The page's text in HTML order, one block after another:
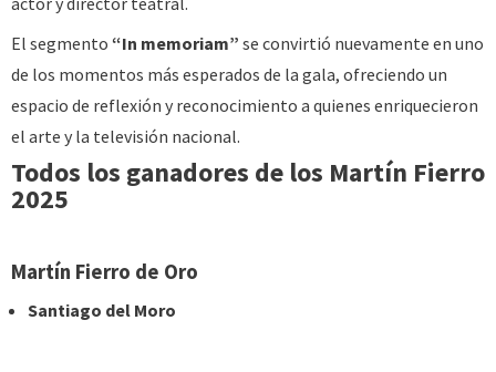
El segmento “In memoriam” se convirtió nuevamente en uno
de los momentos más esperados de la gala, ofreciendo un
espacio de reflexión y reconocimiento a quienes enriquecieron
el arte y la televisión nacional.
Todos los ganadores de los Martín Fierro
2025
Martín Fierro de Oro
Santiago del Moro